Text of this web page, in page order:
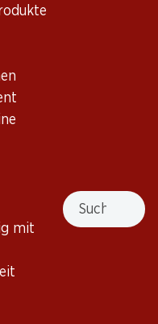
mit
Suche
Cabernet Sauvignon